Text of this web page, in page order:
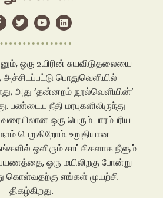
ஒரு உயிரின் சுயவிடுதலையை
அச்சிடப்பட்டு பொதுவெளியில்
அது ‘தன்னறம் நூல்வெளியின்’
பண்டைய நீதி மரபுகளிலிருந்து
ஒரு பெரும் பாரம்பரிய
பெறுகிறோம். உறுதியான
ஒளிரும் சாட்சிகளாக நீளும்
ஒரு மயிலிறகு போன்று
கொள்வதற்கு எங்கள் முயற்சி
திகழ்கிறது.